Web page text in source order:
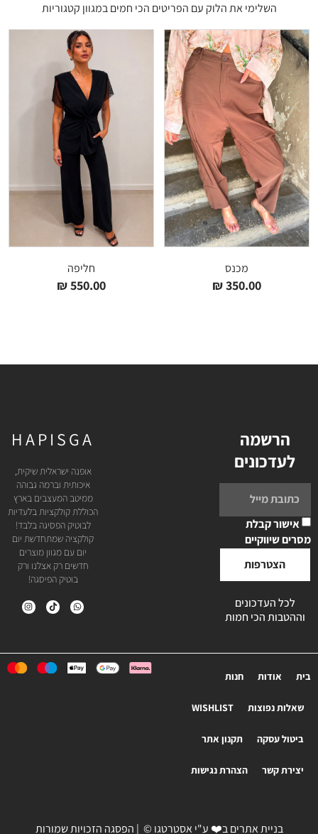
השלימי את הלוק עם הפריטים הכי חמים במגוון קטגוריות
מכנס
350.00
₪
חליפה
550.00
₪
הרשמה
לעדכונים
אישור קבלת
מסרים שיווקיים
הצטרפות
לכל העדכונים
וההטבות הכי חמות
HAPISGA
אופנה ישראלית שיקית,
איכותית וברמה גבוהה
ממיטב המעצבים בארץ
הכוללת קולקציות בלעדיות
לבוטיק הפסיגה בלבד!
קולקציה שמתחדשת יום
יום עם מגוון מוצרים
חדשים רק אצלנו ורק
בוטיק הפיסגה!
בית אודות חנות
שאלות נפוצות WISHLIST
ביטול עסקה תקנון אתר
יצירת קשר הצהרת נגישות
בניית אתריםב❤️ ע"יאסטרטגו© | הפסגה הזכויות שמורות